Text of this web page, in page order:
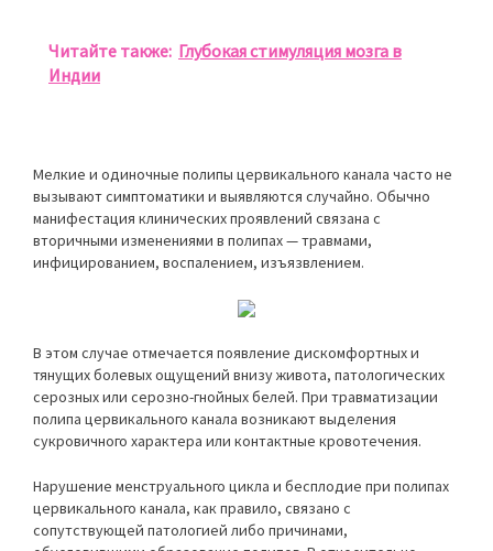
Читайте также: Глубокая стимуляция мозга в
Индии
Мелкие и одиночные полипы цервикального канала часто не
вызывают симптоматики и выявляются случайно. Обычно
манифестация клинических проявлений связана с
вторичными изменениями в полипах — травмами,
инфицированием, воспалением, изъязвлением.
В этом случае отмечается появление дискомфортных и
тянущих болевых ощущений внизу живота, патологических
серозных или серозно-гнойных белей. При травматизации
полипа цервикального канала возникают выделения
сукровичного характера или контактные кровотечения.
Нарушение менструального цикла и бесплодие при полипах
цервикального канала, как правило, связано с
сопутствующей патологией либо причинами,